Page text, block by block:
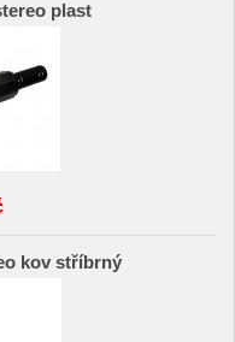
plast
kov stříbrný